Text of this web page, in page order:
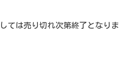
ては売り切れ次第終了となりま